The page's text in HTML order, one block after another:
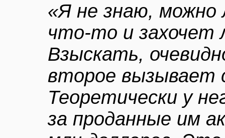
«Я не знаю, можно
что-то и захочет
Взыскать,
второе вызывает
Теоретически у
за проданные им